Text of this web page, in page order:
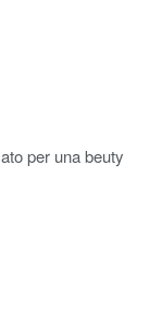
per una beuty